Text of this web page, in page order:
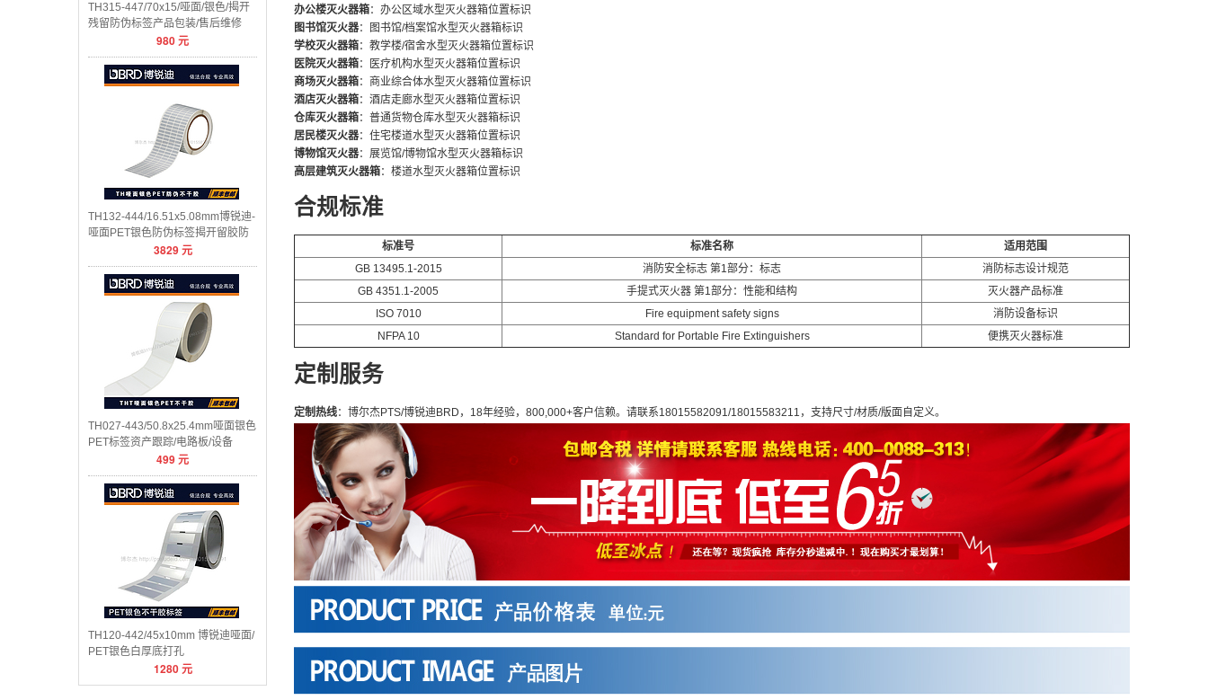
TH315-447/70x15/哑面/银色/揭开
残留防伪标签产品包装/售后维修
980元
TH132-444/16.51x5.08mm博锐迪-
哑面PET银色防伪标签揭开留胶防
3829元
TH027-443/50.8x25.4mm哑面银色
PET标签资产跟踪/电路板/设备
499元
TH120-442/45x10mm 博锐迪哑面/
PET银色白厚底打孔
1280元
办公楼灭火器箱：办公区域水型灭火器箱位置标识
图书馆灭火器：图书馆/档案馆水型灭火器箱标识
学校灭火器箱：教学楼/宿舍水型灭火器箱位置标识
医院灭火器箱：医疗机构水型灭火器箱位置标识
商场灭火器箱：商业综合体水型灭火器箱位置标识
酒店灭火器箱：酒店走廊水型灭火器箱位置标识
仓库灭火器箱：普通货物仓库水型灭火器箱标识
居民楼灭火器：住宅楼道水型灭火器箱位置标识
博物馆灭火器：展览馆/博物馆水型灭火器箱标识
高层建筑灭火器箱：楼道水型灭火器箱位置标识
合规标准
标准号 标准名称
适用范围
GB 13495.1-2015
消防安全标志 第1部分：标志
消防标志设计规范
GB 4351.1-2005
手提式灭火器 第1部分：性能和结构
灭火器产品标准
ISO 7010
Fire equipment safety signs
消防设备标识
NFPA 10
Standard for Portable Fire Extinguishers 便携灭火器标准
定制服务
定制热线：博尔杰PTS/博锐迪BRD，18年经验，800,000+客户信赖。请联系18015582091/18015583211，支持尺寸/材质/版面自定义。